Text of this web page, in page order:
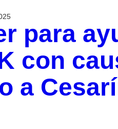
para
con
a